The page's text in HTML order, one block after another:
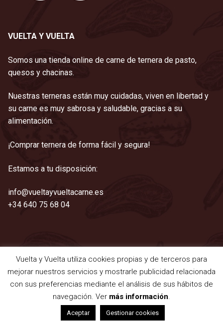
VUELTA Y VUELTA
Somos una tienda online de carne de ternera de pasto,
quesos y chacinas.
Nuestras terneras están muy cuidadas, viven en libertad y
su carne es muy sabrosa y saludable, gracias a su
alimentación.
¡Comprar ternera de forma fácil y segura!
Estamos a tu disposición:
info@vueltayvueltacarne.es
+34 640 75 68 04
©2021 Vuelta y Vuelta
Aviso legal|Cookies|Privacidad|Términos y condiciones
Vuelta y Vuelta utiliza cookies propias y de terceros para
mejorar nuestros servicios y mostrarle publicidad relacionada
con sus preferencias mediante el análisis de sus hábitos de
navegación. Ver más información.
Aceptar Gestionar cookies